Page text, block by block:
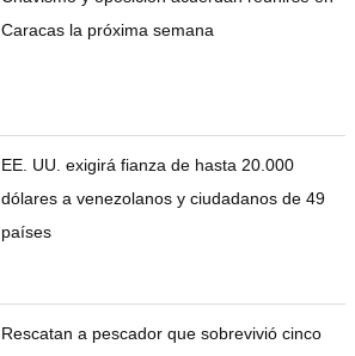
Caracas la próxima semana
EE. UU. exigirá fianza de hasta 20.000
dólares a venezolanos y ciudadanos de 49
países
Rescatan a pescador que sobrevivió cinco